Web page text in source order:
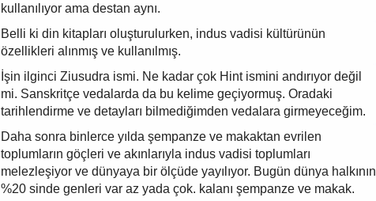
kullanılıyor ama destan aynı.
Belli ki din kitapları oluşturulurken, indus vadisi kültürünün
özellikleri alınmış ve kullanılmış.
İşin ilginci Ziusudra ismi. Ne kadar çok Hint ismini andırıyor değil
mi. Sanskritçe vedalarda da bu kelime geçiyormuş. Oradaki
tarihlendirme ve detayları bilmediğimden vedalara girmeyeceğim.
Daha sonra binlerce yılda şempanze ve makaktan evrilen
toplumların göçleri ve akınlarıyla indus vadisi toplumları
melezleşiyor ve dünyaya bir ölçüde yayılıyor. Bugün dünya halkının
%20 sinde genleri var az yada çok. kalanı şempanze ve makak.